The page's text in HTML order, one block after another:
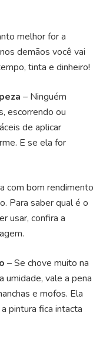
melhor for a
demãos você vai
tinta e dinheiro!
– Ninguém
escorrendo ou
de aplicar
E se ela for
com bom rendimento
Para saber qual é o
usar, confira a
– Se chove muito na
umidade, vale a pena
e mofos. Ela
pintura fica intacta